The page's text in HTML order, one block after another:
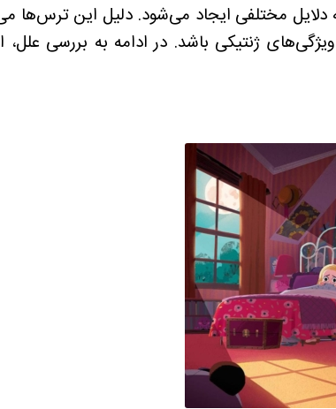
مختلفی ایجاد می‌شود. دلیل این ترس‌ها
ژنتیکی باشد. در ادامه به بررسی علل،